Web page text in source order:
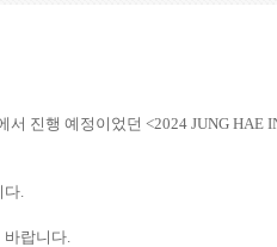
서 진행 예정이었던 <2024 JUNG HAE
다.
바랍니다.